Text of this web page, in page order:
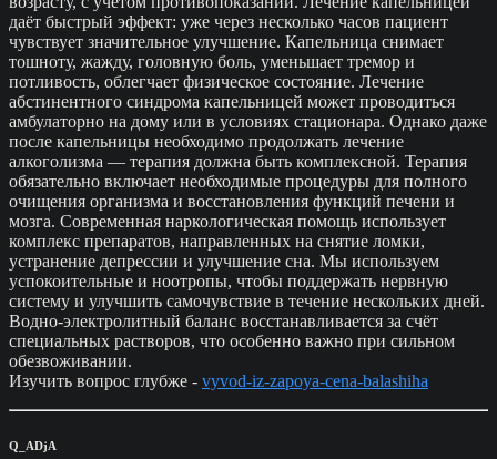
даёт быстрый эффект: уже через несколько часов пациент
чувствует значительное улучшение. Капельница снимает
тошноту, жажду, головную боль, уменьшает тремор и
потливость, облегчает физическое состояние. Лечение
абстинентного синдрома капельницей может проводиться
амбулаторно на дому или в условиях стационара. Однако даже
после капельницы необходимо продолжать лечение
алкоголизма — терапия должна быть комплексной. Терапия
обязательно включает необходимые процедуры для полного
очищения организма и восстановления функций печени и
мозга. Современная наркологическая помощь использует
комплекс препаратов, направленных на снятие ломки,
устранение депрессии и улучшение сна. Мы используем
успокоительные и ноотропы, чтобы поддержать нервную
систему и улучшить самочувствие в течение нескольких дней.
Водно-электролитный баланс восстанавливается за счёт
специальных растворов, что особенно важно при сильном
обезвоживании.
Изучить вопрос глубже - vyvod-iz-zapoya-cena-balashiha
Q_ADjA